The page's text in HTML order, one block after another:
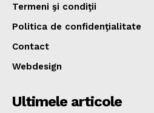
Termeni şi condiţii
Politica de confidenţialitate
Contact
Webdesign
Ultimele articole